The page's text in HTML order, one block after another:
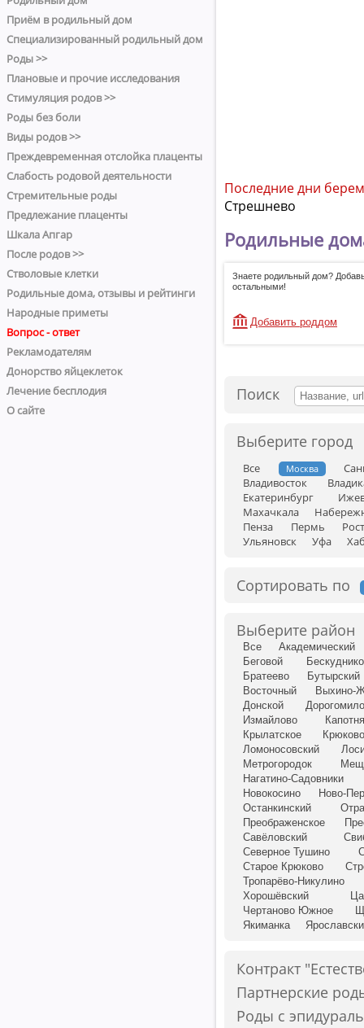
Приём в родильный дом
Специализированный родильный дом
Роды >>
Плановые и прочие исследования
Стимуляция родов >>
Роды без боли
Виды родов >>
Преждевременная отслойка плаценты
Слабость родовой деятельности
Стремительные роды
Предлежание плаценты
Шкала Апгар
После родов >>
Стволовые клетки
Родильные дома, отзывы и рейтинги
Народные приметы
Вопрос - ответ
Рекламодателям
Донорство яйцеклеток
Лечение бесплодия
О сайте
Последние дни
Стрешнево
Родильные
Знаете родильный дом?
остальными!
Добавить роддом
Поиск
Выберите город
Все Москва
Владивосток
Екатеринбург
Махачкала
Пенза
Пермь
Ульяновск
Уфа
Сортировать по
Выберите район
Все
Академический
Беговой
Братеево
Бутырский
Восточный
Выхино-
Донской
Измайлово
Капотня
Крылатское
Крюково
Ломоносовский
Метрогородок
Нагатино-Садовники
Новокосино
Ново-
Останкинский
Преображенское
Савёловский
Северное Тушино
Старое Крюково
Тропарёво-Никулино
Хорошёвский
Чертаново Южное
Якиманка
Контракт
Партнерские
Роды с